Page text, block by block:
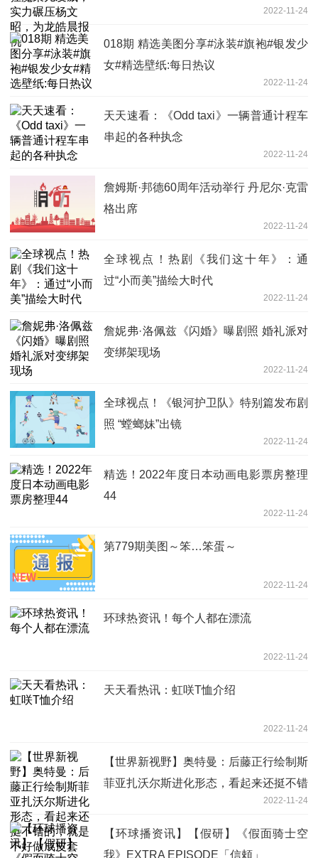
2022-11-24
018期 精选美图分享#泳装#旗袍#银发少
女#精选壁纸:每日热议
2022-11-24
天天速看：《Odd taxi》一辆普通计程车
串起的各种执念
2022-11-24
詹姆斯·邦德60周年活动举行 丹尼尔·克雷
格出席
2022-11-24
全球视点！热剧《我们这十年》：通
过“小而美”描绘大时代
2022-11-24
詹妮弗·洛佩兹《闪婚》曝剧照 婚礼派对
变绑架现场
2022-11-24
全球视点！《银河护卫队》特别篇发布剧
照 “螳螂妹”出镜
2022-11-24
精选！2022年度日本动画电影票房整理
44
2022-11-24
第779期美图～笨…笨蛋～
2022-11-24
环球热资讯！每个人都在漂流
2022-11-24
天天看热讯：虹咲T恤介绍
2022-11-24
【世界新视野】奥特曼：后藤正行绘制斯
菲亚扎沃尔斯进化形态，看起来还挺不错
2022-11-24
【环球播资讯】【假研】《假面骑士空
我》EXTRA EPISODE「信頼」